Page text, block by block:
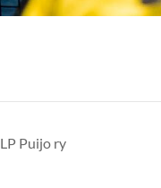
LP Puijo ry